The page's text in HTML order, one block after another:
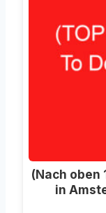
(Nach oben
in